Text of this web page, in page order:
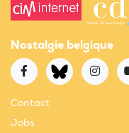
Nostalgie belgique
Contact
Jobs